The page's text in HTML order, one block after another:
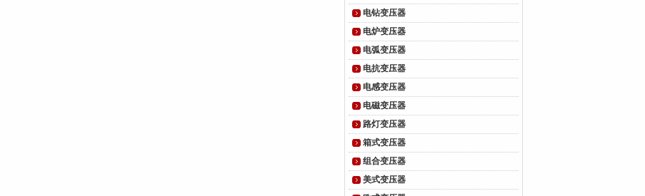
电钻变压器
电炉变压器
电弧变压器
电抗变压器
电感变压器
电磁变压器
路灯变压器
箱式变压器
组合变压器
美式变压器